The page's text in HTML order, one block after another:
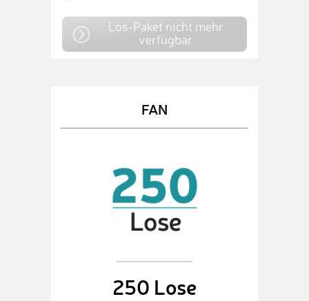
Los-Paket nicht mehr
verfügbar
FAN
250 Lose